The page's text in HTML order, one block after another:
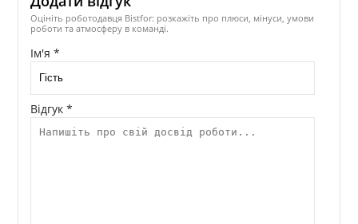
робимо все своїми руками, використовуючи 100%
екологічні матеріали. А всі виробничі потужності, через
які проходить майбутнє взуття знаходяться на нашій
фабриці, в Україні.
Взуття від Bistfor — це не тільки про красу, якість,
зручність. В першу чергу, це про людей. Про кожного, хто
створює наше взуття та про кожного, хто його носить.
Оцініть роботодавця Bistfor: розкажіть про плюси, мінуси, умови
роботи та атмосферу в команді.
Ім'я *
Відгук *